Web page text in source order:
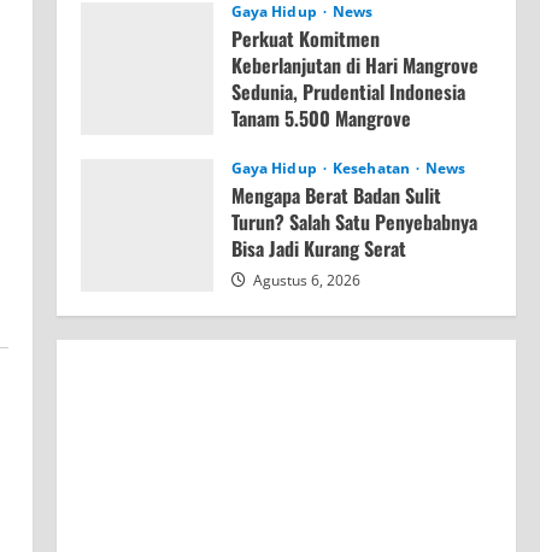
Gaya Hidup News
Perkuat Komitmen
Keberlanjutan di Hari Mangrove
Sedunia, Prudential Indonesia
Tanam 5.500 Mangrove
Gaya Hidup
Kesehatan News
Mengapa Berat Badan Sulit
Turun? Salah Satu Penyebabnya
Bisa Jadi Kurang Serat
Agustus 6, 2026